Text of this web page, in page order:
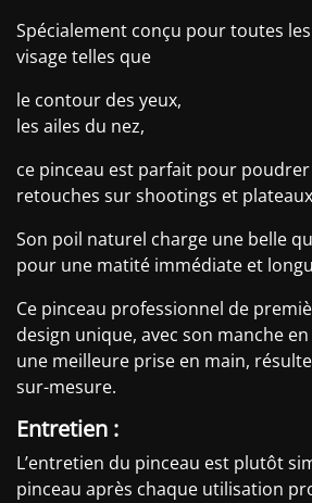
Spécialement conçu pour toutes
visage telles que
le contour des yeux,
les ailes du nez,
ce pinceau est parfait pour poudrer
retouches sur shootings et
Son poil naturel charge une belle
pour une matité immédiate et
Ce pinceau professionnel de
design unique, avec son manche
une meilleure prise en main,
sur-mesure.
Entretien :
L’entretien du pinceau est plutôt
pinceau après chaque utilisation